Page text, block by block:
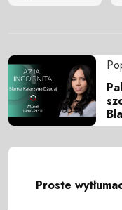
Proste